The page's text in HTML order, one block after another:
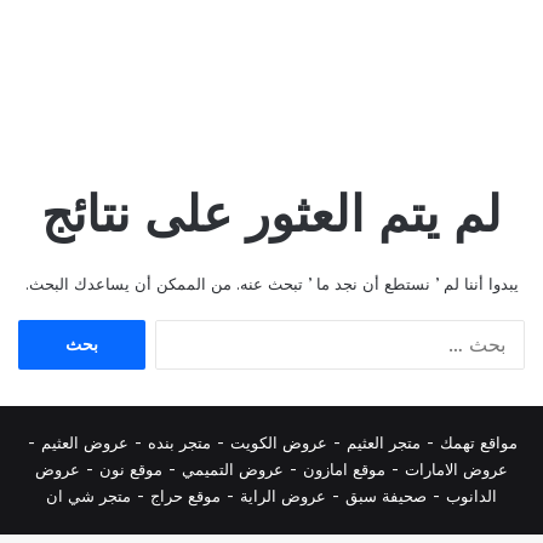
لم يتم العثور على نتائج
يبدوا أننا لم ’ نستطع أن نجد ما ’ تبحث عنه. من الممكن أن يساعدك البحث.
مواقع تهمك - متجر العثيم - عروض الكويت - متجر بنده - عروض العثيم -
عروض الامارات - موقع امازون - عروض التميمي - موقع نون - عروض
الدانوب - صحيفة سبق - عروض الراية - موقع حراج - متجر شي ان